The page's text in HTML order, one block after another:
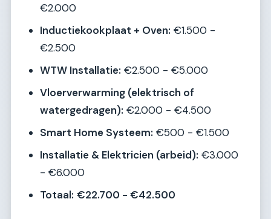
€2.000
Inductiekookplaat + Oven: €1.500 -
€2.500
WTW Installatie: €2.500 - €5.000
Vloerverwarming (elektrisch of
watergedragen): €2.000 - €4.500
Smart Home Systeem: €500 - €1.500
Installatie & Elektricien (arbeid): €3.000
- €6.000
Totaal: €22.700 - €42.500